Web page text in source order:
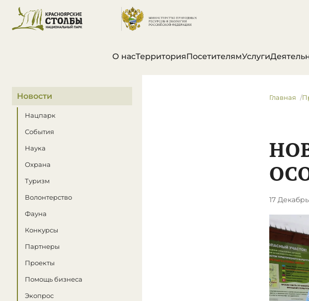
О насТерриторияПосетителямУслуги
В этом разделе
Новости
Нацпарк
События
Наука
Охрана
Туризм
Волонтерство
Фауна
Конкурсы
Партнеры
Проекты
Помощь бизнеса
Экопрос
Главная
17